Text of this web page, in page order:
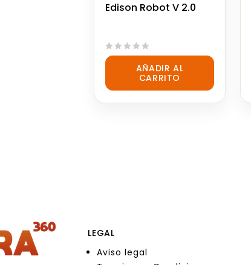
Edison Robot V 2.0
0
5
AÑADIR AL
CARRITO
LEGAL
Aviso legal